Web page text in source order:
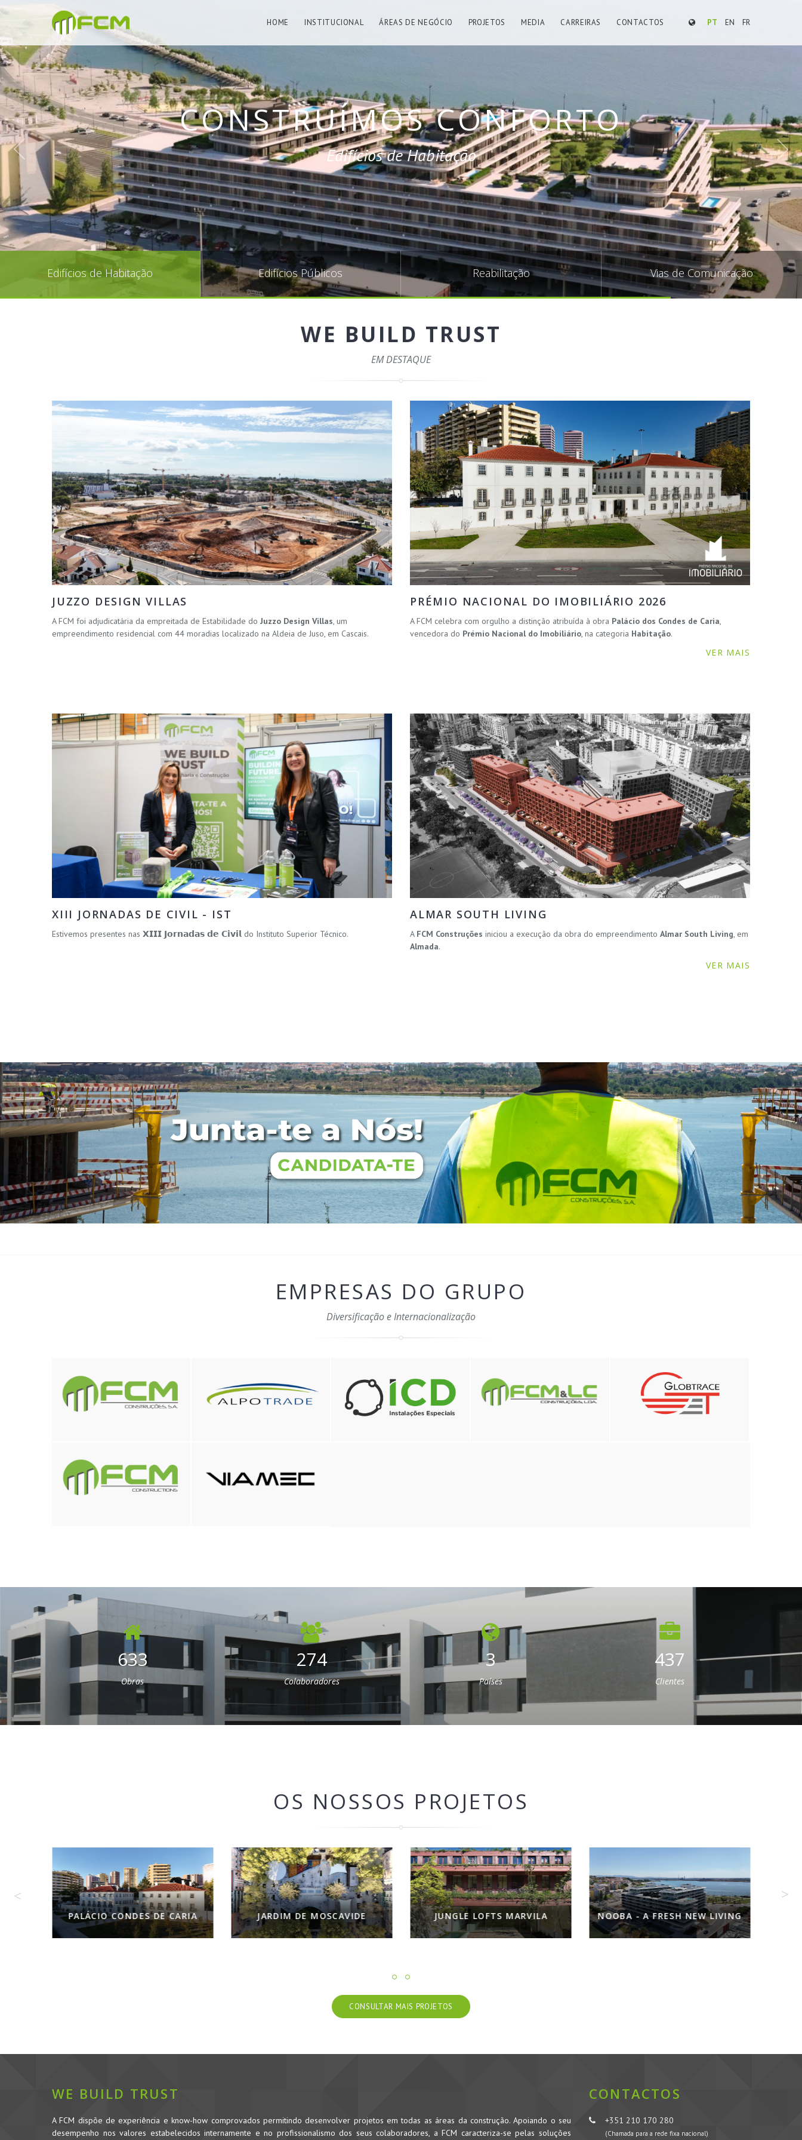
PT EN FR
HOME INSTITUCIONAL ÁREAS DE NEGÓCIO PROJETOS MEDIA CARREIRAS CONTACTOS
CONSTRUÍMOS OBRAS MARCANTES
Edifícios de Habitação Edifícios Públicos Reabilitação Vias de Comunicação
WE BUILD TRUST
EM DESTAQUE
JUZZO DESIGN VILLAS
A FCM foi adjudicatária da empreitada de Estabilidade do Juzzo Design Villas, um
empreendimento residencial com 44 moradias localizado na Aldeia de Juso, em Cascais.
PRÉMIO NACIONAL DO IMOBILIÁRIO 2026
A FCM celebra com orgulho a distinção atribuída à obra Palácio dos Condes de Caria,
vencedora do Prémio Nacional do Imobiliário, na categoria Habitação.
VER MAIS
XIII JORNADAS DE CIVIL - IST
Estivemos presentes nas 𝗫𝗜𝗜𝗜 𝗝𝗼𝗿𝗻𝗮𝗱𝗮𝘀 𝗱𝗲 𝗖𝗶𝘃𝗶𝗹 do Instituto Superior Técnico.
ALMAR SOUTH LIVING
A FCM Construções iniciou a execução da obra do empreendimento Almar South Living, em
Almada.
VER MAIS
EMPRESAS DO GRUPO
Diversificação e Internacionalização
633
Obras
274
Colaboradores
3
Países
437
Clientes
OS NOSSOS PROJETOS
CONDES DE CARIA JARDIM DE MOSCAVIDE JUNGLE LOFTS MARVILA NOOBA - A FRESH NEW LIVING INFANTARIA
CONSULTAR MAIS PROJETOS
WE BUILD TRUST
A FCM dispõe de experiência e know-how comprovados permitindo desenvolver projetos em todas as áreas da construção. Apoiando o seu
desempenho nos valores estabelecidos internamente e no profissionalismo dos seus colaboradores, a FCM caracteriza-se pelas soluções
CONTACTOS
+351 210 170 280
(Chamada para a rede fixa nacional)